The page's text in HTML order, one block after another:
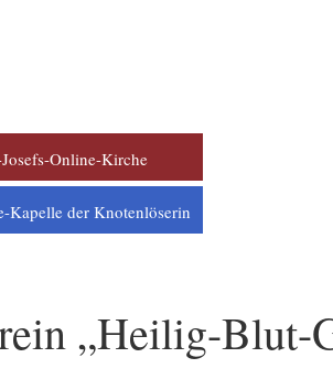
Online-Kirche
Kapelle der Knotenlöserin
„Heilig-Blut-